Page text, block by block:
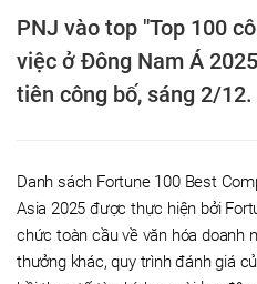
PNJ vào top "Top 100
việc ở Đông Nam Á
tiên công bố, sáng 2/12.
Danh sách Fortune 100 Best
Asia 2025 được thực hiện bởi
chức toàn cầu về văn hóa doanh
thưởng khác, quy trình đánh giá